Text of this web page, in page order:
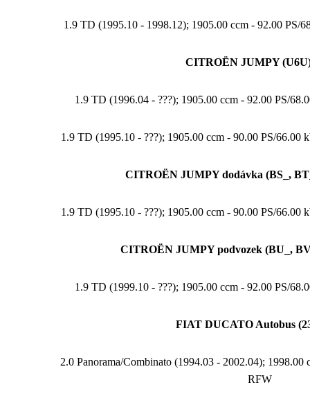
1.9 TD (1995.10 - 1998.12); 1905.00 ccm - 92.00
CITROËN JUMPY
1.9 TD (1996.04 - ???); 1905.00 ccm - 92.00 PS/
1.9 TD (1995.10 - ???); 1905.00 ccm - 90.00 PS/
CITROËN JUMPY dodávka (BS_,
1.9 TD (1995.10 - ???); 1905.00 ccm - 90.00 PS/
CITROËN JUMPY podvozek (BU_,
1.9 TD (1999.10 - ???); 1905.00 ccm - 92.00 PS/
FIAT DUCATO Autobus
2.0 Panorama/Combinato (1994.03 - 2002.04);
RFW